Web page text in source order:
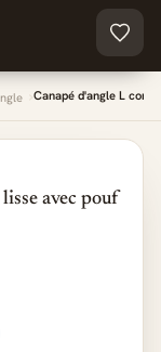
Canapé d'angle L
avec pouf